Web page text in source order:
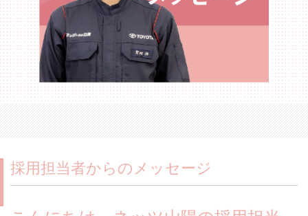
採用担当者からのメッセージ